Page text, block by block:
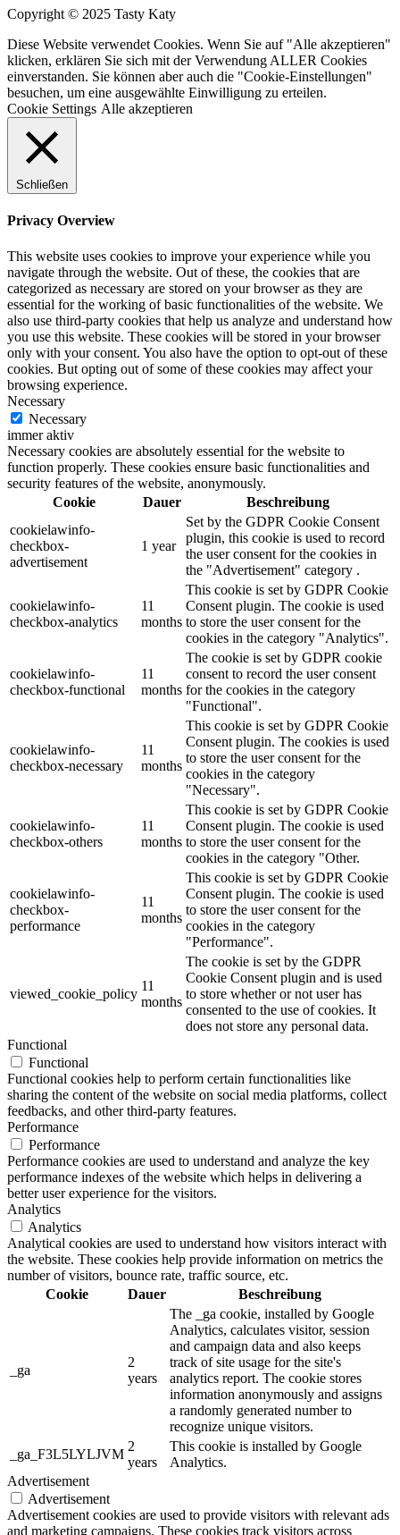
Copyright © 2025 Tasty Katy
Diese Website verwendet Cookies. Wenn Sie auf "Alle akzeptieren"
klicken, erklären Sie sich mit der Verwendung ALLER Cookies
einverstanden. Sie können aber auch die "Cookie-Einstellungen"
besuchen, um eine ausgewählte Einwilligung zu erteilen.
Cookie Settings Alle akzeptieren
Schließen
Privacy Overview
This website uses cookies to improve your experience while you
navigate through the website. Out of these, the cookies that are
categorized as necessary are stored on your browser as they are
essential for the working of basic functionalities of the website. We
also use third-party cookies that help us analyze and understand how
you use this website. These cookies will be stored in your browser
only with your consent. You also have the option to opt-out of these
cookies. But opting out of some of these cookies may affect your
browsing experience.
Necessary
Necessary
immer aktiv
Necessary cookies are absolutely essential for the website to
function properly. These cookies ensure basic functionalities and
security features of the website, anonymously.
Cookie
Dauer
Beschreibung
cookielawinfo-
checkbox-
advertisement
1 year
Set by the GDPR Cookie Consent
plugin, this cookie is used to record
the user consent for the cookies in
the "Advertisement" category .
cookielawinfo-
checkbox-analytics
11
months
This cookie is set by GDPR Cookie
Consent plugin. The cookie is used
to store the user consent for the
cookies in the category "Analytics".
cookielawinfo-
checkbox-functional
11
months
The cookie is set by GDPR cookie
consent to record the user consent
for the cookies in the category
"Functional".
cookielawinfo-
checkbox-necessary
11
months
This cookie is set by GDPR Cookie
Consent plugin. The cookies is used
to store the user consent for the
cookies in the category
"Necessary".
cookielawinfo-
checkbox-others
11
months
This cookie is set by GDPR Cookie
Consent plugin. The cookie is used
to store the user consent for the
cookies in the category "Other.
cookielawinfo-
checkbox-
performance
11
months
This cookie is set by GDPR Cookie
Consent plugin. The cookie is used
to store the user consent for the
cookies in the category
"Performance".
viewed_cookie_policy
11
months
The cookie is set by the GDPR
Cookie Consent plugin and is used
to store whether or not user has
consented to the use of cookies. It
does not store any personal data.
Functional
Functional
Functional cookies help to perform certain functionalities like
sharing the content of the website on social media platforms, collect
feedbacks, and other third-party features.
Performance
Performance
Performance cookies are used to understand and analyze the key
performance indexes of the website which helps in delivering a
better user experience for the visitors.
Analytics
Analytics
Analytical cookies are used to understand how visitors interact with
the website. These cookies help provide information on metrics the
number of visitors, bounce rate, traffic source, etc.
Cookie
Dauer Beschreibung
_ga
2
years
The _ga cookie, installed by Google
Analytics, calculates visitor, session
and campaign data and also keeps
track of site usage for the site's
analytics report. The cookie stores
information anonymously and assigns
a randomly generated number to
recognize unique visitors.
_ga_F3L5LYLJVM
2
years
This cookie is installed by Google
Analytics.
Advertisement
Advertisement
Advertisement cookies are used to provide visitors with relevant ads
and marketing campaigns. These cookies track visitors across